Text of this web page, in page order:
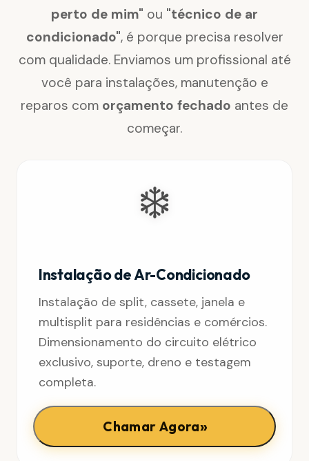
perto de mim" ou "técnico de ar
condicionado", é porque precisa resolver
com qualidade. Enviamos um profissional até
você para instalações, manutenção e
reparos com orçamento fechado antes de
começar.
❄️
Instalação de Ar-Condicionado
Instalação de split, cassete, janela e
multisplit para residências e comércios.
Dimensionamento do circuito elétrico
exclusivo, suporte, dreno e testagem
completa.
Chamar Agora»